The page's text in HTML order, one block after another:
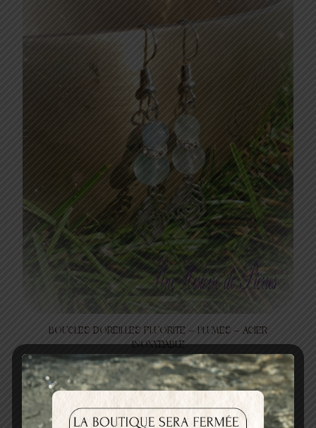
BOUCLES D’OREILLES FLUORITE – PLUMES – ACIER
INOXYDABLE
20,00€
Ajouter au panier